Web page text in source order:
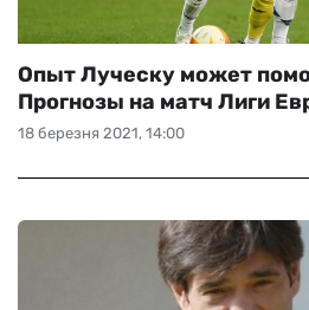
18 березня 2021, 14:00
Опыт Луческу может
Прогнозы на матч Лиги